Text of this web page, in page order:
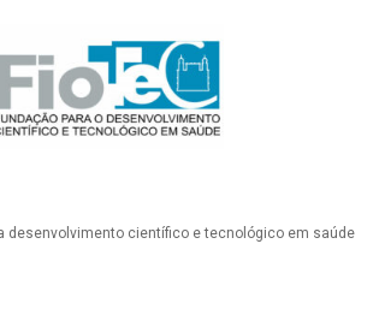
desenvolvimento científico e tecnológico em saúde